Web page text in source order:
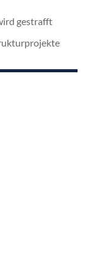
gestrafft